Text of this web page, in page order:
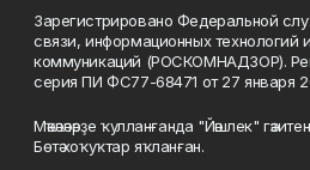
Зарегистрировано Федеральной
связи, информационных технологий
коммуникаций (РОСКОМНАДЗОР).
серия ПИ ФС77-68471 от 27 января
Мәҡәләләрҙе ҡулланғанда "Йәшлек"
Бөтә хоҡуҡтар яҡланған.